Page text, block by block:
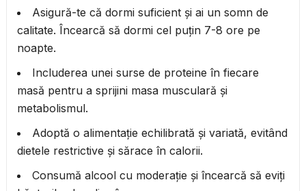
Asigură-te că dormi suficient și ai un somn de
calitate. Încearcă să dormi cel puțin 7-8 ore pe
noapte.
Includerea unei surse de proteine în fiecare
masă pentru a sprijini masa musculară și
metabolismul.
Adoptă o alimentație echilibrată și variată, evitând
dietele restrictive și sărace în calorii.
Consumă alcool cu moderație și încearcă să eviți